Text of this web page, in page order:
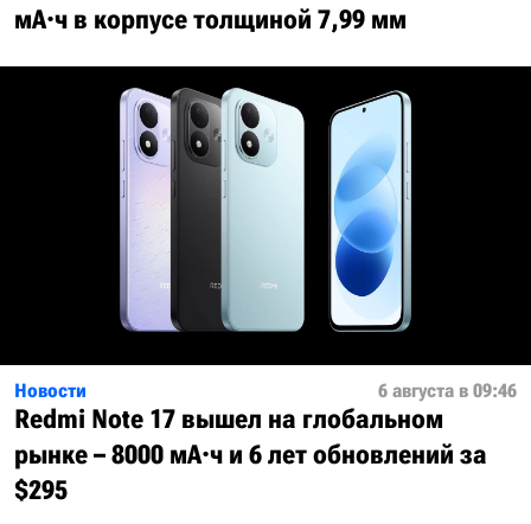
мА·ч в корпусе толщиной 7,99 мм
Новости 6 августа в 09:46
Redmi Note 17 вышел на глобальном
рынке – 8000 мА·ч и 6 лет обновлений за
$295